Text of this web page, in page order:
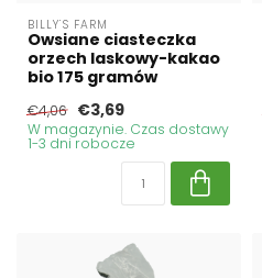
BILLY'S FARM
Owsiane ciasteczka
orzech laskowy-kakao
bio 175 gramów
€4,06 €3,69
W magazynie. Czas dostawy
1-3 dni robocze